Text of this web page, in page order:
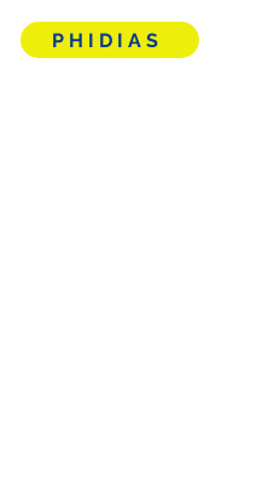
PHIDIAS